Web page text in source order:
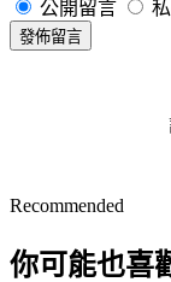
公開留言
發佈留言
Recommended
你可能也喜